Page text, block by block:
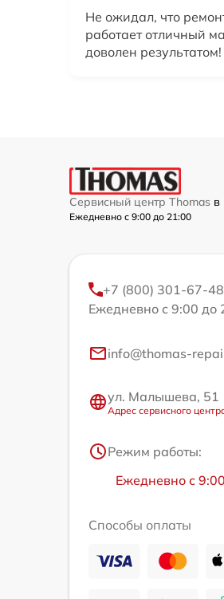
Не ожидал, что
работает отличный
доволен
Сервисный центр Thomas в
Ежедневно с 9:00 до 21:00
+7 (800) 301-67-48
Ежедневно с 9:00 до
info@thomas-
ул. Малышева, 51
Адрес сервисного
Режим работы:
Ежедневно с
Способы оплаты